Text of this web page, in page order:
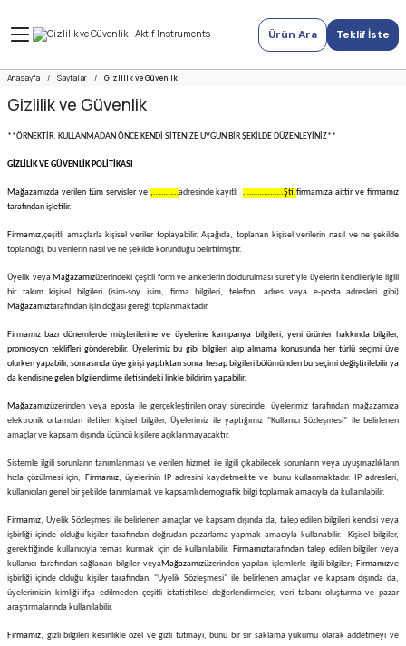
Ürün Ara Teklif İste
Anasayfa Sayfalar Gizlilik ve Güvenlik
Gizlilik ve Güvenlik
**ÖRNEKTİR. KULLANMADAN ÖNCE KENDİ SİTENİZE UYGUN BİR ŞEKİLDE DÜZENLEYİNİZ**
GİZLİLİK VE GÜVENLİK POLİTİKASI
Mağazamızda verilen tüm servisler ve ,…………adresinde kayıtlı ……………….Şti.firmamıza aittir ve firmamız
tarafından işletilir.
Firmamız,çeşitli amaçlarla kişisel veriler toplayabilir. Aşağıda, toplanan kişisel verilerin nasıl ve ne şekilde
toplandığı, bu verilerin nasıl ve ne şekilde korunduğu belirtilmiştir.
Üyelik veya Mağazamızüzerindeki çeşitli form ve anketlerin doldurulması suretiyle üyelerin kendileriyle ilgili
bir takım kişisel bilgileri (isim-soy isim, firma bilgileri, telefon, adres veya e-posta adresleri gibi)
Mağazamıztarafından işin doğası gereği toplanmaktadır.
Firmamız bazı dönemlerde müşterilerine ve üyelerine kampanya bilgileri, yeni ürünler hakkında bilgiler,
promosyon teklifleri gönderebilir. Üyelerimiz bu gibi bilgileri alıp almama konusunda her türlü seçimi üye
olurken yapabilir, sonrasında üye girişi yaptıktan sonra hesap bilgileri bölümünden bu seçimi değiştirilebilir ya
da kendisine gelen bilgilendirme iletisindeki linkle bildirim yapabilir.
Mağazamızüzerinden veya eposta ile gerçekleştirilen onay sürecinde, üyelerimiz tarafından mağazamıza
elektronik ortamdan iletilen kişisel bilgiler, Üyelerimiz ile yaptığımız "Kullanıcı Sözleşmesi" ile belirlenen
amaçlar ve kapsam dışında üçüncü kişilere açıklanmayacaktır.
Sistemle ilgili sorunların tanımlanması ve verilen hizmet ile ilgili çıkabilecek sorunların veya uyuşmazlıkların
hızla çözülmesi için,
Firmamız, üyelerinin IP adresini kaydetmekte ve bunu kullanmaktadır. IP adresleri,
kullanıcıları genel bir şekilde tanımlamak ve kapsamlı demografik bilgi toplamak amacıyla da kullanılabilir.
Firmamız, Üyelik Sözleşmesi ile belirlenen amaçlar ve kapsam dışında da, talep edilen bilgileri kendisi veya
işbirliği içinde olduğu kişiler tarafından doğrudan pazarlama yapmak amacıyla kullanabilir. Kişisel bilgiler,
gerektiğinde kullanıcıyla temas kurmak için de kullanılabilir. Firmamıztarafından talep edilen bilgiler veya
kullanıcı tarafından sağlanan bilgiler veyaMağazamızüzerinden yapılan işlemlerle ilgili bilgiler; Firmamızve
işbirliği içinde olduğu kişiler tarafından, "Üyelik Sözleşmesi" ile belirlenen amaçlar ve kapsam dışında da,
üyelerimizin kimliği ifşa edilmeden çeşitli istatistiksel değerlendirmeler, veri tabanı oluşturma ve pazar
araştırmalarında kullanılabilir.
Firmamız, gizli bilgileri kesinlikle özel ve gizli tutmayı, bunu bir sır saklama yükümü olarak addetmeyi ve